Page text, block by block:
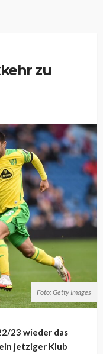
zu
Foto: Getty Images
23 wieder das
jetziger Klub